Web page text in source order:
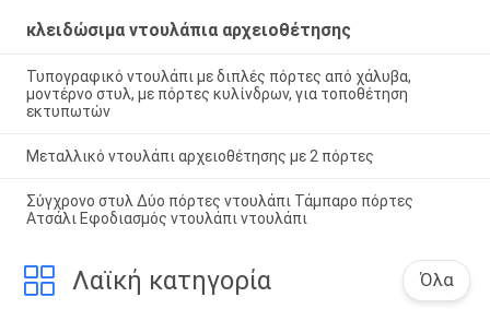
κλειδώσιμα ντουλάπια αρχειοθέτησης
Τυπογραφικό ντουλάπι με διπλές πόρτες από χάλυβα,
μοντέρνο στυλ, με πόρτες κυλίνδρων, για τοποθέτηση
εκτυπωτών
Μεταλλικό ντουλάπι αρχειοθέτησης με 2 πόρτες
Σύγχρονο στυλ Δύο πόρτες ντουλάπι Τάμπαρο πόρτες
Ατσάλι Εφοδιασμός ντουλάπι ντουλάπι
Λαϊκή κατηγορία Όλα